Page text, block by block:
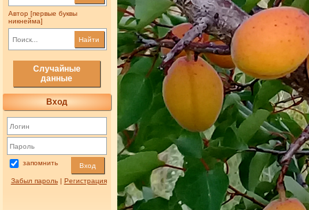
Автор [первые буквы
никнейма]
Найти
Случайные
данные
Вход
запомнить Вход
Забыл пароль| Регистрация